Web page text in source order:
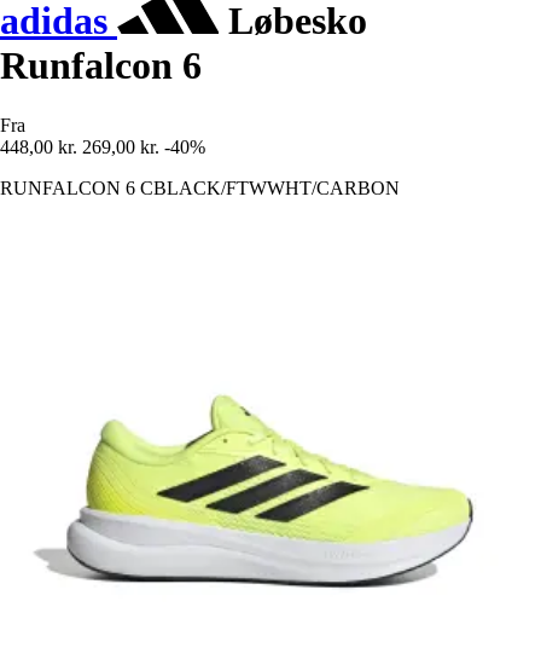
adidas
Løbesko
Runfalcon 6
Fra
448,00 kr. 269,00 kr. -40%
RUNFALCON 6 CBLACK/FTWWHT/CARBON